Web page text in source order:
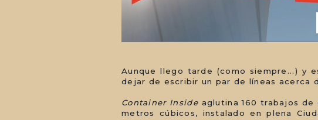
Aunque llego tarde (como siempre...) y
dejar de escribir un par de líneas acerca
Container Insideaglutina 160 trabajos
metros cúbicos, instalado en plena